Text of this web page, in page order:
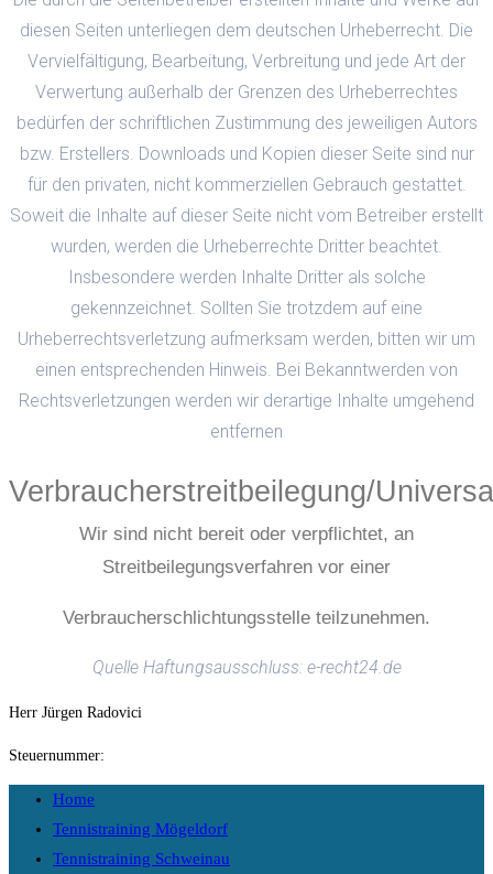
diesen Seiten unterliegen dem deutschen Urheberrecht. Die
Vervielfältigung, Bearbeitung, Verbreitung und jede Art der
Verwertung außerhalb der Grenzen des Urheberrechtes
bedürfen der schriftlichen Zustimmung des jeweiligen Autors
bzw. Erstellers. Downloads und Kopien dieser Seite sind nur
für den privaten, nicht kommerziellen Gebrauch gestattet.
Soweit die Inhalte auf dieser Seite nicht vom Betreiber erstellt
wurden, werden die Urheberrechte Dritter beachtet.
Insbesondere werden Inhalte Dritter als solche
gekennzeichnet. Sollten Sie trotzdem auf eine
Urheberrechtsverletzung aufmerksam werden, bitten wir um
einen entsprechenden Hinweis. Bei Bekanntwerden von
Rechtsverletzungen werden wir derartige Inhalte umgehend
entfernen
Verbraucherstreitbeilegung/
Wir sind nicht bereit oder verpflichtet, an
Streitbeilegungsverfahren vor einer
Verbraucherschlichtungsstelle teilzunehmen.
Quelle Haftungsausschluss: e-recht24.de
Herr Jürgen Radovici
Steuernummer:
Home
Tennistraining Mögeldorf
Tennistraining Schweinau